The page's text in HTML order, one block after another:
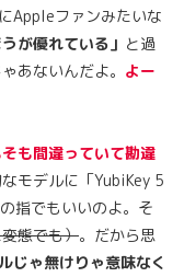
Appleファンみたいな
が優れている」 と過
あないんだよ。 よー
そも間違っていて勘違
モデルに「YubiKey 5
指でもいいのよ。そ
態でも）。だから思
じゃ無けりゃ意味なく